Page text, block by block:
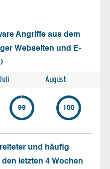
Angriffe aus dem
Webseiten und E-
August
99 100
und häufig
letzten 4 Wochen